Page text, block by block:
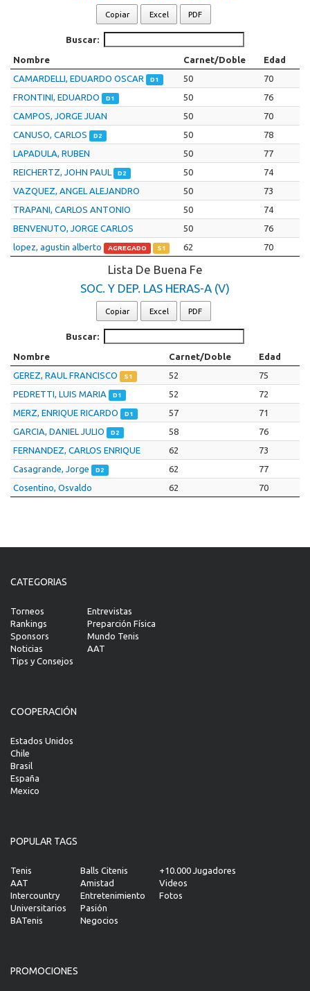
Copiar Excel PDF
Buscar:
Nombre Carnet/Doble
Edad
CAMARDELLI, EDUARDO OSCAR
D1 50
70
FRONTINI, EDUARDO
D1 50
76
CAMPOS, JORGE JUAN
50
70
CANUSO, CARLOS
D2 50
78
LAPADULA, RUBEN
50
77
REICHERTZ, JOHN PAUL
D2 50
74
VAZQUEZ, ANGEL ALEJANDRO
50
73
TRAPANI, CARLOS ANTONIO
50
74
BENVENUTO, JORGE CARLOS
50
76
lopez, agustin alberto
AGREGADO S1 62 70
Lista De Buena Fe
SOC. Y DEP. LAS HERAS-A (V)
Copiar Excel PDF
Buscar:
Nombre Carnet/Doble
Edad
GEREZ, RAUL FRANCISCO
S1 52
75
PEDRETTI, LUIS MARIA
D1 52
72
MERZ, ENRIQUE RICARDO
D1 57
71
GARCIA, DANIEL JULIO
D2 58
76
FERNANDEZ, CARLOS ENRIQUE
62
73
Casagrande, Jorge
D2 62
77
Cosentino, Osvaldo
62 70
CATEGORIAS
Torneos
Rankings
Sponsors
Noticias
Tips y Consejos
Entrevistas
Preparción Física
Mundo Tenis
AAT
COOPERACIÓN
Estados Unidos
Chile
Brasil
España
Mexico
POPULAR TAGS
Tenis
AAT
Intercountry
Universitarios
BATenis
Balls Citenis
Amistad
Entretenimiento
Pasión
Negocios
+10.000 Jugadores
Videos
Fotos
PROMOCIONES